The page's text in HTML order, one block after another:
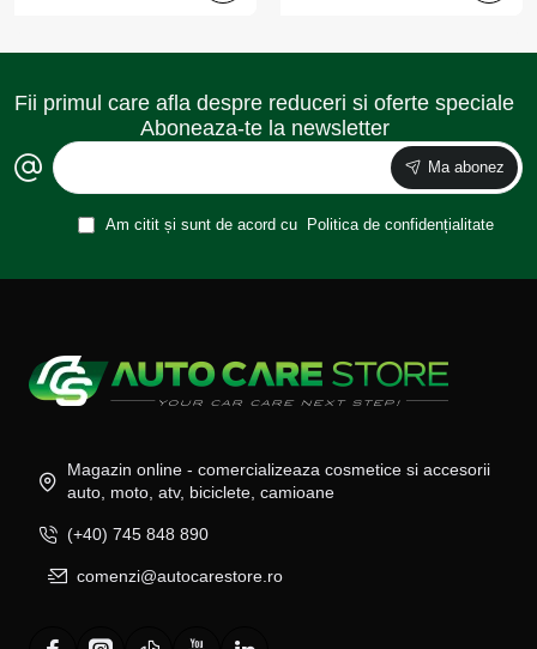
Fii primul care afla despre reduceri si oferte speciale
Aboneaza-te la newsletter
Ma abonez
Am citit și sunt de acord cu Politica de confidențialitate
Magazin online - comercializeaza cosmetice si accesorii
auto, moto, atv, biciclete, camioane
(+40) 745 848 890
comenzi@autocarestore.ro